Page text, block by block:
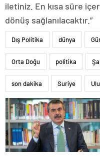
iletiniz. En kısa süre
dönüş sağlanılacaktır.”
Dış Politika dünya
Orta Doğu politika
son dakika Suriye